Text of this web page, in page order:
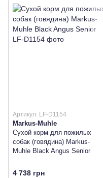
Артикул: LF-D1154
Markus-Muhle
Сухой корм для пожилых
собак (говядина) Markus-
Muhle Black Angus Senior
4 738 грн